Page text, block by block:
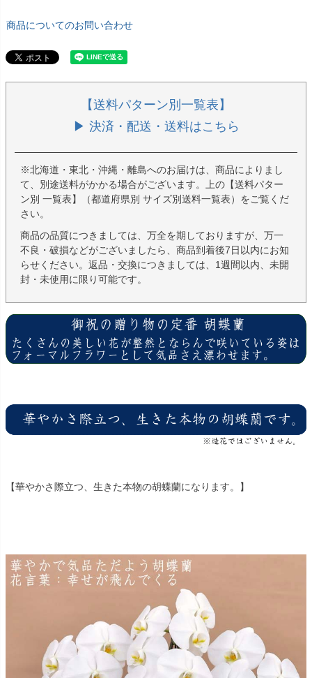
商品についてのお問い合わせ
【送料パターン別一覧表】
▶ 決済・配送・送料はこちら
※北海道・東北・沖縄・離島へのお届けは、商品によりまし
て、別途送料がかかる場合がございます。上の【送料パター
ン別 一覧表】（都道府県別 サイズ別送料一覧表）をご覧くだ
さい。
商品の品質につきましては、万全を期しておりますが、万一
不良・破損などがございましたら、商品到着後7日以内にお知
らせください。返品・交換につきましては、1週間以内、未開
封・未使用に限り可能です。
【華やかさ際立つ、生きた本物の胡蝶蘭になります。】